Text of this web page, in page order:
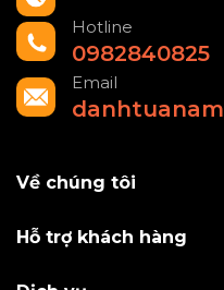
Hotline
0982840825
Email
Về chúng tôi
Hỗ trợ khách hàng